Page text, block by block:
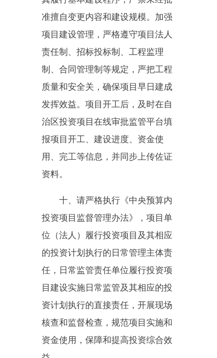
十、请严格执行《中央预算内
投资项目监督管理办法》，项目单
位（法人）履行投资项目及其相应
的投资计划执行的日常管理主体责
资计划执行的直接责任，开展现场
核查和监督检查，规范项目实施和
资金使用，保障和提高投资综合效
益。
十一、请严格落实国家和自治
区关于防范化解地方政府隐性债务
风险的相关要求，坚决防止新增地
务风险。
十二、该项目可行性研究报告
步设计。在后续阶段，请抓紧开展
各项前期工作，推动项目加快开工
建设。如需对本批复文件的内容进